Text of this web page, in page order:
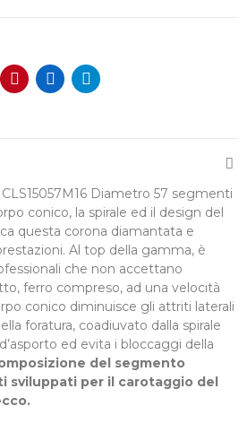
Diametro 57 segmenti
conico, la spirale ed il design del
questa corona diamantata e
Al top della gamma, è
che non accettano
ferro compreso, ad una velocità
conico diminuisce gli attriti laterali
foratura, coadiuvato dalla spirale
ed evita i bloccaggi della
del segmento
sviluppati per il carotaggio del